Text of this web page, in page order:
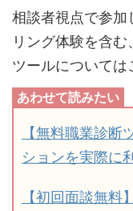
相談者視点で参加
リング体験を含
ツールについては
【無料職業診断
ションを実際に
【初回面談無料